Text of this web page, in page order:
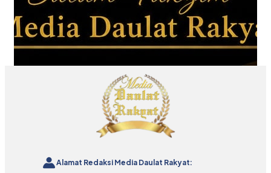
Alamat Redaksi Media Daulat Rakyat: